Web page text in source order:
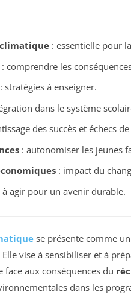
: essentielle pour
comprendre les
: stratégies à enseigner.
dans le système
des succès et échecs
: autonomiser les jeunes
: impact du
agir pour un avenir durable.
se présente comme
vise à sensibiliser et à
aux conséquences du
dans les